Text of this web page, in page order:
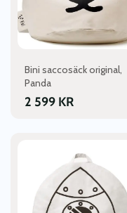
Bini saccosäck original,
Panda
2 599 KR